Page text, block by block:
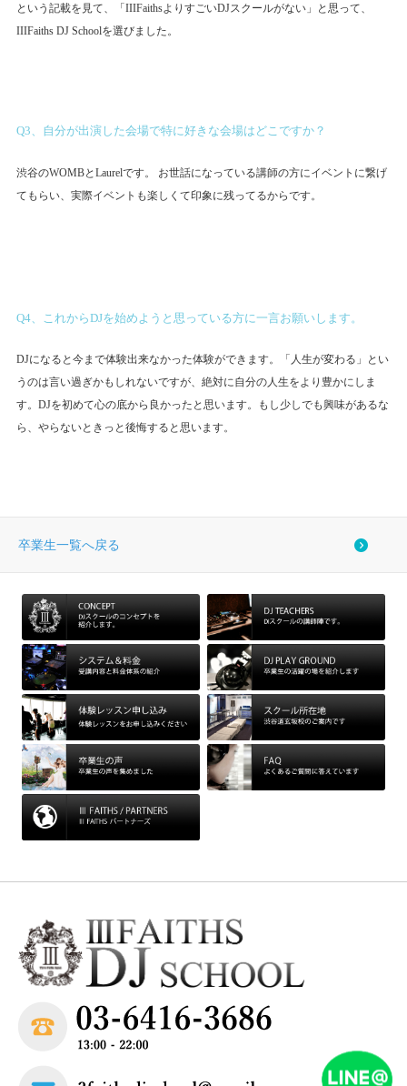
という記載を見て、「IIIFaithsよりすごいDJスクールがない」と思って、
IIIFaiths DJ Schoolを選びました。
Q3、自分が出演した会場で特に好きな会場はどこですか？
渋谷のWOMBとLaurelです。 お世話になっている講師の方にイベントに繋げ
てもらい、実際イベントも楽しくて印象に残ってるからです。
Q4、これからDJを始めようと思っている方に一言お願いします。
DJになると今まで体験出来なかった体験ができます。「人生が変わる」とい
うのは言い過ぎかもしれないですが、絶対に自分の人生をより豊かにしま
す。DJを初めて心の底から良かったと思います。もし少しでも興味があるな
ら、やらないときっと後悔すると思います。
卒業生一覧へ戻る